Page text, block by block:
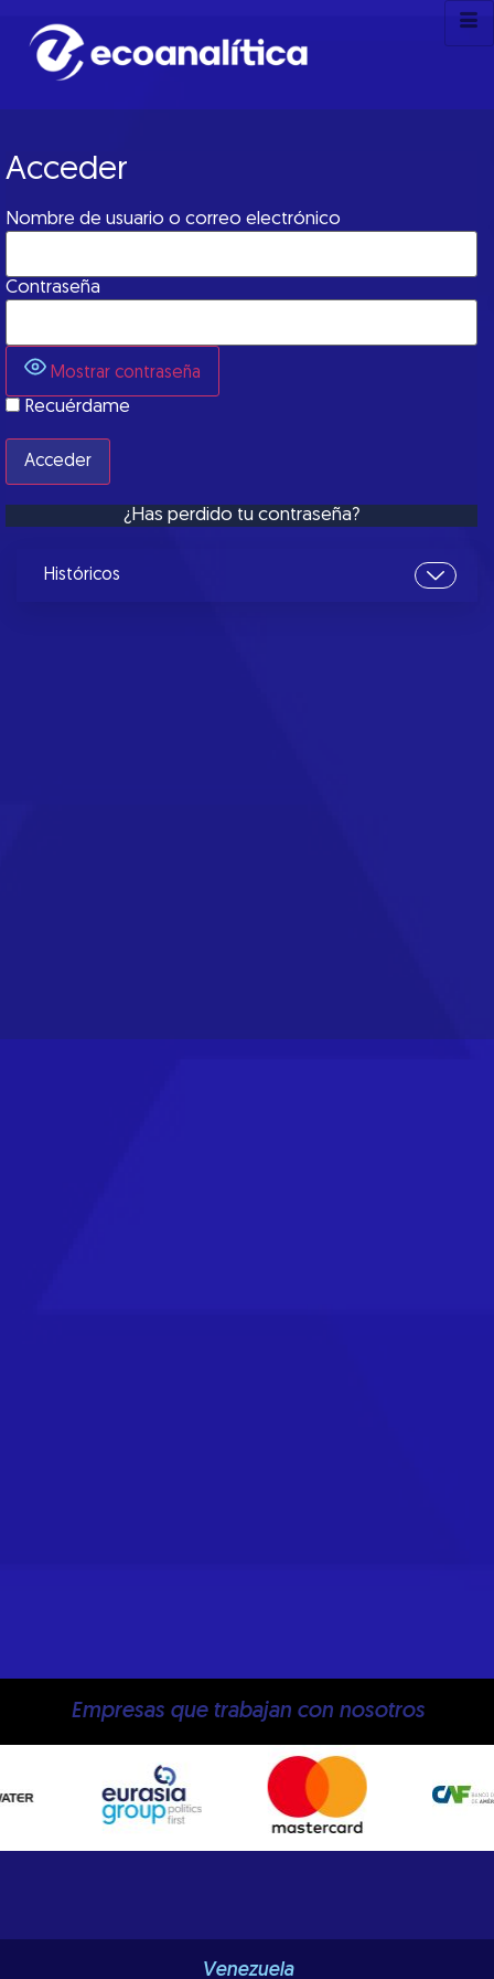
Acceder
Nombre de usuario o correo electrónico
Contraseña
Mostrar contraseña
Recuérdame
¿Has perdido tu contraseña?
Históricos
Empresas que trabajan con nosotros
Venezuela